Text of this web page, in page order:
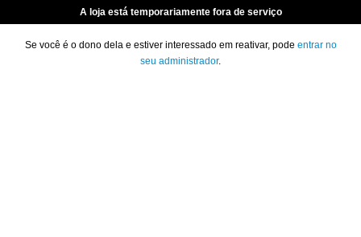
A loja está temporariamente fora de serviço
Se você é o dono dela e estiver interessado em reativar, pode entrar no
seu administrador.